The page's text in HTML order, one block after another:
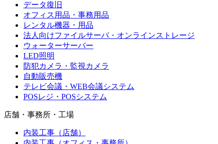
データ復旧
オフィス用品・事務用品
レンタル機器・用品
法人向けファイルサーバ・オンラインストレージ
ウォーターサーバー
LED照明
防犯カメラ・監視カメラ
自動販売機
テレビ会議・WEB会議システム
POSレジ・POSシステム
店舗・事務所・工場
内装工事（店舗）